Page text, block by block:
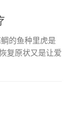
的鱼种里虎是
复原状又是让爱